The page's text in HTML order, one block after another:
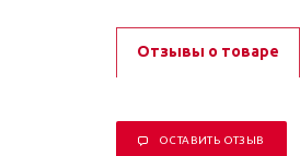
Отзывы о товаре
ОСТАВИТЬ ОТЗЫВ